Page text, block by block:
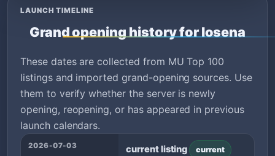
LAUNCH TIMELINE
Grand opening history for losena
These dates are collected from MU Top 100
listings and imported grand-opening sources. Use
them to verify whether the server is newly
opening, reopening, or has appeared in previous
launch calendars.
2026-07-03 current listing current